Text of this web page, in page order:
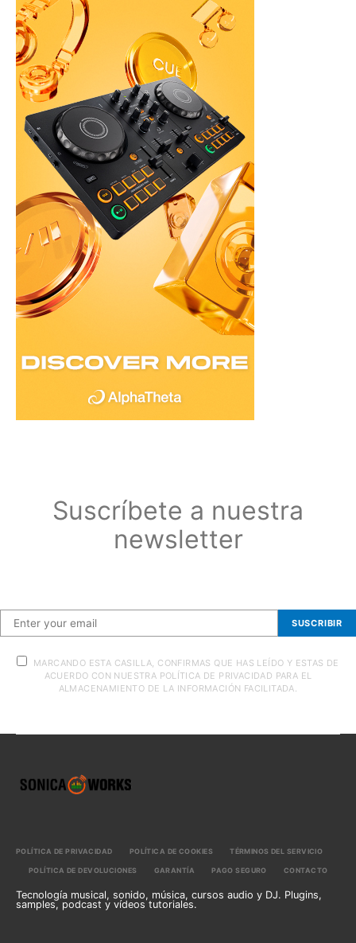
Suscríbete a nuestra
newsletter
SUSCRIBIR
MARCANDO ESTA CASILLA, CONFIRMAS QUE HAS LEÍDO Y ESTAS DE
ACUERDO CON NUESTRA POLÍTICA DE PRIVACIDAD PARA EL
ALMACENAMIENTO DE LA INFORMACIÓN FACILITADA.
POLÍTICA DE PRIVACIDAD POLÍTICA DE COOKIES TÉRMINOS DEL SERVICIO
POLÍTICA DE DEVOLUCIONES GARANTÍA PAGO SEGURO CONTACTO
Tecnología musical, sonido, música, cursos audio y DJ. Plugins,
samples, podcast y vídeos tutoriales.